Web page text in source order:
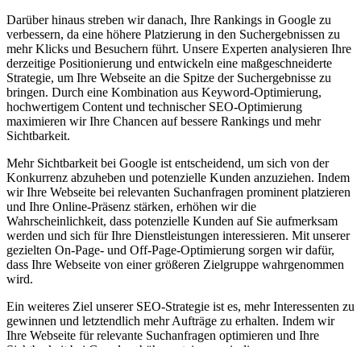
Darüber hinaus streben wir danach, Ihre Rankings in Google zu
verbessern, da eine höhere Platzierung in den Suchergebnissen zu
mehr Klicks und Besuchern führt. Unsere Experten analysieren Ihre
derzeitige Positionierung und entwickeln eine maßgeschneiderte
Strategie, um Ihre Webseite an die Spitze der Suchergebnisse zu
bringen. Durch eine Kombination aus Keyword-Optimierung,
hochwertigem Content und technischer SEO-Optimierung
maximieren wir Ihre Chancen auf bessere Rankings und mehr
Sichtbarkeit.
Mehr Sichtbarkeit bei Google ist entscheidend, um sich von der
Konkurrenz abzuheben und potenzielle Kunden anzuziehen. Indem
wir Ihre Webseite bei relevanten Suchanfragen prominent platzieren
und Ihre Online-Präsenz stärken, erhöhen wir die
Wahrscheinlichkeit, dass potenzielle Kunden auf Sie aufmerksam
werden und sich für Ihre Dienstleistungen interessieren. Mit unserer
gezielten On-Page- und Off-Page-Optimierung sorgen wir dafür,
dass Ihre Webseite von einer größeren Zielgruppe wahrgenommen
wird.
Ein weiteres Ziel unserer SEO-Strategie ist es, mehr Interessenten zu
gewinnen und letztendlich mehr Aufträge zu erhalten. Indem wir
Ihre Webseite für relevante Suchanfragen optimieren und Ihre